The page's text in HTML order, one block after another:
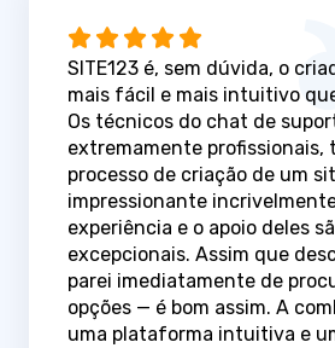
SITE123 é, sem dúvida, o
mais fácil e mais intuitivo
Os técnicos do chat de
extremamente profissionais,
processo de criação de um
impressionante
experiência e o apoio deles
excepcionais. Assim que
parei imediatamente de
opções — é bom assim. A
uma plataforma intuitiva e